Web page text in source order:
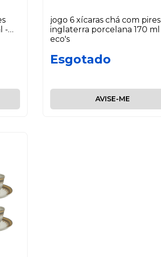
-
jogo 6 xícaras chá com pires
inglaterra porcelana 170 ml -
eco's
Esgotado
AVISE-ME